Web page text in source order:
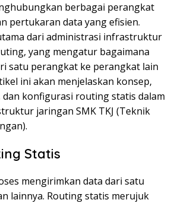
berbagai perangkat
pertukaran data yang efisien.
dari administrasi infrastruktur
yang mengatur bagaimana
satu perangkat ke perangkat lain
ini akan menjelaskan konsep,
dan konfigurasi routing statis dalam
jaringan SMK TKJ (Teknik
Statis
mengirimkan data dari satu
lainnya. Routing statis merujuk